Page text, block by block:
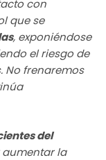
con
que se
, exponiéndose
el riesgo de
No frenaremos
del
la